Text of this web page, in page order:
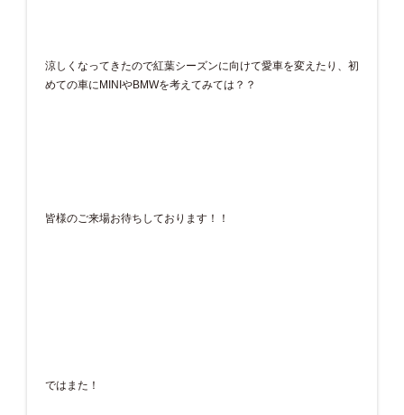
涼しくなってきたので紅葉シーズンに向けて愛車を変えたり、初
めての車にMINIやBMWを考えてみては？？
皆様のご来場お待ちしております！！
ではまた！